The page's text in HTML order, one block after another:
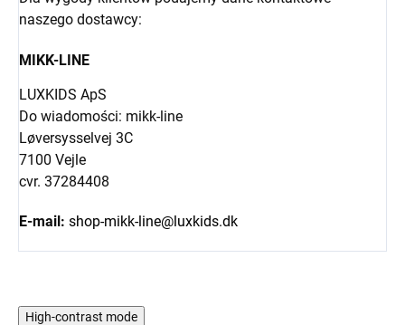
naszego dostawcy:
MIKK-LINE
LUXKIDS ApS
Do wiadomości: mikk-line
Løversysselvej 3C
7100 Vejle
cvr. 37284408
E-mail: shop-mikk-line@luxkids.dk
High-contrast mode